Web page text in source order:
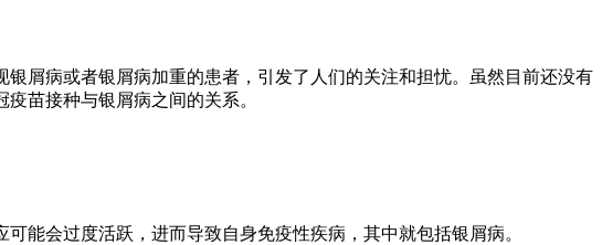
屑病或者银屑病加重的患者，引发了人们的关注和担忧。虽然目前还没有
苗接种与银屑病之间的关系。
能会过度活跃，进而导致自身免疫性疾病，其中就包括银屑病。